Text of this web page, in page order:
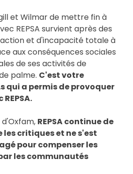
et Wilmar de mettre fin à
REPSA survient après des
et d'incapacité totale à
aux conséquences sociales
de ses activités de
palme. C'est votre
qui a permis de provoquer
REPSA continue de
les critiques et ne s'est
pour compenser les
les communautés